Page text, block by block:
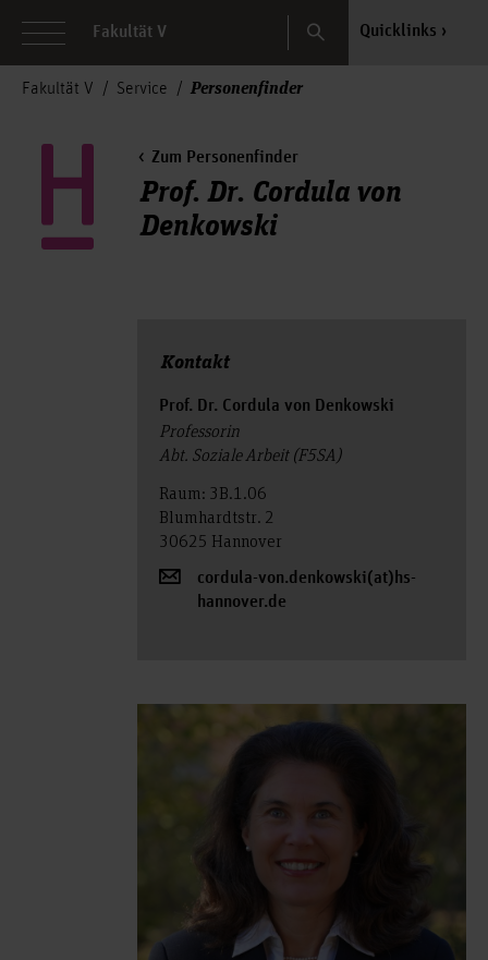
Fakultät V Search Quicklinks
Fakultät V Service Personenfinder
Zum Personenfinder
Prof. Dr. Cordula von
Denkowski
Kontakt
Prof. Dr. Cordula von Denkowski
Professorin
Abt. Soziale Arbeit (F5SA)
Raum: 3B.1.06
Blumhardtstr. 2
30625 Hannover
cordula-von.denkowski(at)hs-
hannover.de